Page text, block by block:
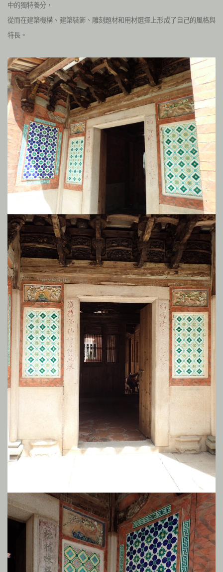
中的獨特養分，
從而在建築機構、建築裝飾、雕刻題材和用材選擇上形成了自己的風格與
特長。